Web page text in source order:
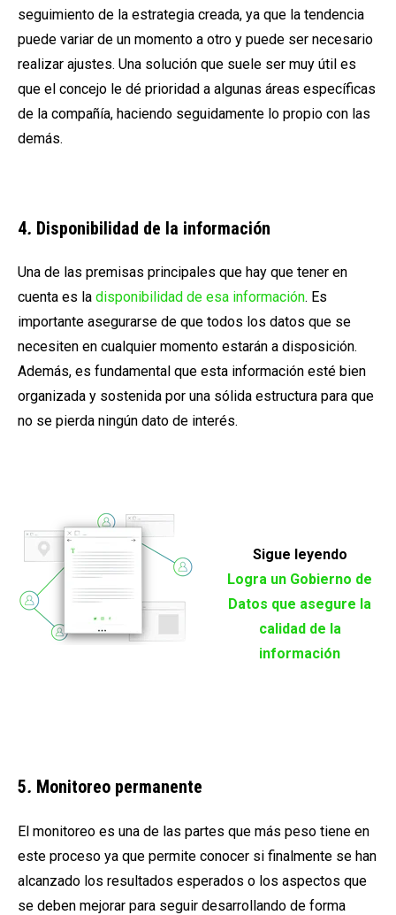
seguimiento de la estrategia creada, ya que la tendencia
puede variar de un momento a otro y puede ser necesario
realizar ajustes. Una solución que suele ser muy útil es
que el concejo le dé prioridad a algunas áreas específicas
de la compañía, haciendo seguidamente lo propio con las
demás.
4. Disponibilidad de la información
Una de las premisas principales que hay que tener en
cuenta es la disponibilidad de esa información. Es
importante asegurarse de que todos los datos que se
necesiten en cualquier momento estarán a disposición.
Además, es fundamental que esta información esté bien
organizada y sostenida por una sólida estructura para que
no se pierda ningún dato de interés.
Sigue leyendo
Logra un Gobierno de
Datos que asegure la
calidad de la
información
5. Monitoreo permanente
El monitoreo es una de las partes que más peso tiene en
este proceso ya que permite conocer si finalmente se han
alcanzado los resultados esperados o los aspectos que
se deben mejorar para seguir desarrollando de forma